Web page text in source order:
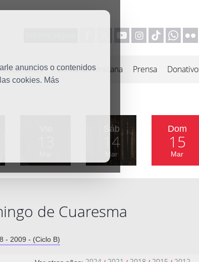
anuncios o contenidos
cookies. Más
Vocaciones Familia Dominicana Prensa
Sáb
14
Mar
Dom
15
Mar
de Cuaresma
- 2009 - (Ciclo B)